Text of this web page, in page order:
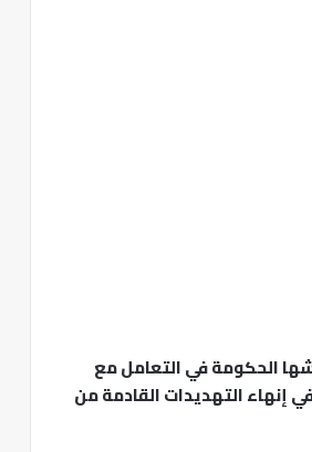
الحكومة في التعامل مع
إنهاء التهديدات القادمة من